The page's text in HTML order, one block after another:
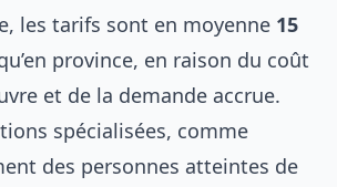
les tarifs sont en moyenne 15
province, en raison du coût
et de la demande accrue.
spécialisées, comme
des personnes atteintes de